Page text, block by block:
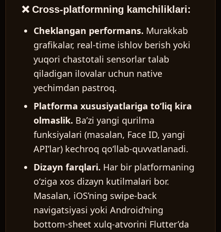
❌ Cross-platformning kamchiliklari:
Cheklangan performans. Murakkab
grafikalar, real-time ishlov berish yoki
yuqori chastotali sensorlar talab
qiladigan ilovalar uchun native
yechimdan pastroq.
Platforma xususiyatlariga to‘liq kira
olmaslik. Ba’zi yangi qurilma
funksiyalari (masalan, Face ID, yangi
API’lar) kechroq qo‘llab-quvvatlanadi.
Dizayn farqlari. Har bir platformaning
o‘ziga xos dizayn kutilmalari bor.
Masalan, iOS’ning swipe-back
navigatsiyasi yoki Android’ning
bottom-sheet xulq-atvorini Flutter’da